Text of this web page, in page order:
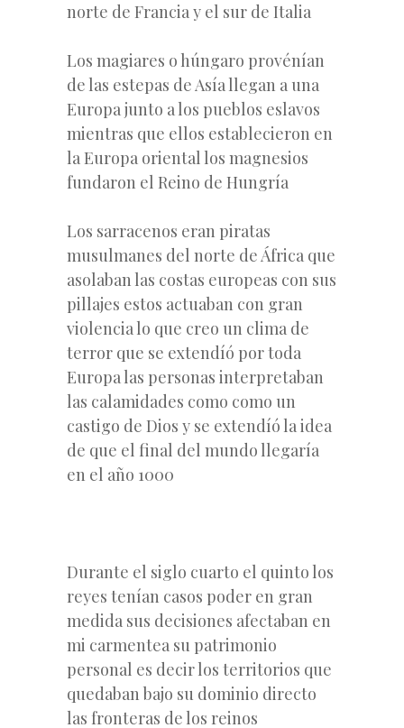
norte de Francia y el sur de Italia
Los magiares o húngaro provénían
de las estepas de Asía llegan a una
Europa junto a los pueblos eslavos
mientras que ellos establecieron en
la Europa oriental los magnesios
fundaron el Reino de Hungría
Los sarracenos eran piratas
musulmanes del norte de África que
asolaban las costas europeas con sus
pillajes estos actuaban con gran
violencia lo que creo un clima de
terror que se extendíó por toda
Europa las personas interpretaban
las calamidades como como un
castigo de Dios y se extendíó la idea
de que el final del mundo llegaría
en el año 1000
Durante el siglo cuarto el quinto los
reyes tenían casos poder en gran
medida sus decisiones afectaban en
mi carmentea su patrimonio
personal es decir los territorios que
quedaban bajo su dominio directo
las fronteras de los reinos